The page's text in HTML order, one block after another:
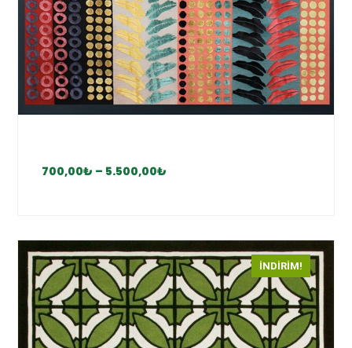
700,00₺ – 5.500,00₺
İNDIRIM!